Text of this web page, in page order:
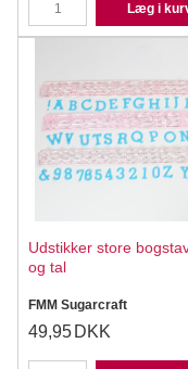
Læg i
Udstikker store
og tal
FMM Sugarcraft
49,95 DKK